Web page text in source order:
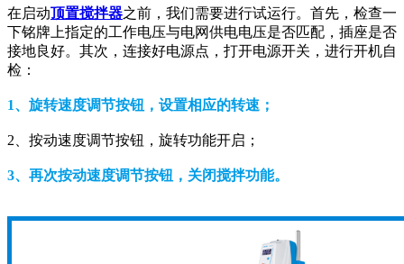
在启动顶置搅拌器之前，我们需要进行试运行。首先，检查一
下铭牌上指定的工作电压与电网供电电压是否匹配，插座是否
接地良好。其次，连接好电源点，打开电源开关，进行开机自
检：
1、旋转速度调节按钮，设置相应的转速；
2、按动速度调节按钮，旋转功能开启；
3、再次按动速度调节按钮，关闭搅拌功能。